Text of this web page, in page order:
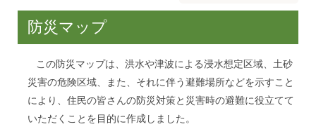
防災マップ
この防災マップは、洪水や津波による浸水想定区域、土砂
災害の危険区域、また、それに伴う避難場所などを示すこと
により、住民の皆さんの防災対策と災害時の避難に役立てて
いただくことを目的に作成しました。